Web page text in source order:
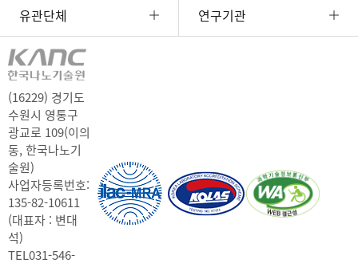
유관단체 연구기관
(16229) 경기도
수원시 영통구
광교로 109(이의
동, 한국나노기
술원)
사업자등록번호:
135-82-10611
(대표자 : 변대
석)
TEL031-546-